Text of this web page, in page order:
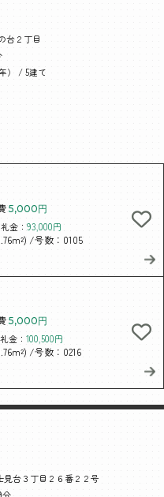
台２丁目
） / 5建て
5,000円
金：93,000円
/号数：0105
5,000円
金：100,500円
/号数：0216
見台３丁目２６番２２号
分